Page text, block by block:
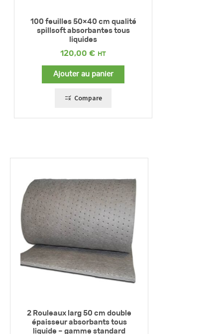
100 feuilles 50×40 cm qualité
spillsoft absorbantes tous
liquides
120,00 €
Ajouter au panier
Compare
2 Rouleaux larg 50 cm double
épaisseur absorbants tous
liquide – gamme standard